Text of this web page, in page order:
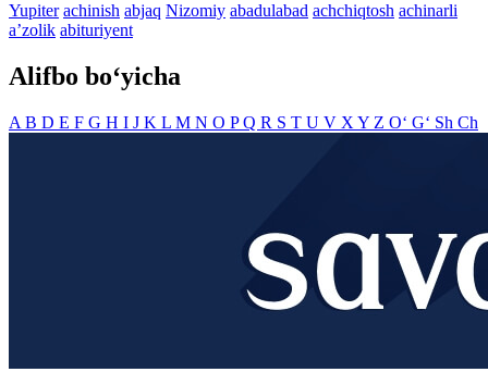
Yupiter achinish abjaq Nizomiy abadulabad achchiqtosh achinarli
aʼzolik abituriyent
Alifbo bo‘yicha
A B D E F G H I J K L M N O PQ R S T U V X Y Z O‘ G‘ Sh Ch